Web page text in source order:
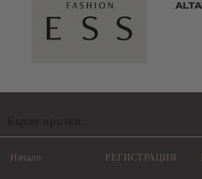
Начало РЕГИСТРАЦИЯ